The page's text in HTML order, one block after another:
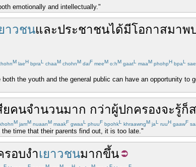
emotionally and intellectually."
าวชนและประชาชนได้มีโอกาสมาพ
M laeH bpraL chaaM chohnM daiF meeM o:hM gaatL maaM phohpH bpaL
the youth and the general public can have an opportunity to
ยคนจำนวนมาก กว่าผู้ปกครองจะรู้ก็
M jamM nuaanM maakF gwaaL phuuF bpohkL khraawngM jaL ruuH gaawF
time that their parents find out, it is too late."
รอบงำเยาวชนมากขึ้น